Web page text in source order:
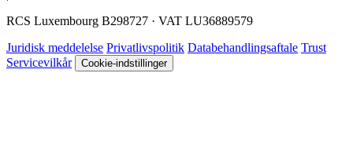
RCS Luxembourg B298727 · VAT LU36889579
Juridisk meddelelse Privatlivspolitik Databehandlingsaftale Trust
Servicevilkår
Cookie-indstillinger